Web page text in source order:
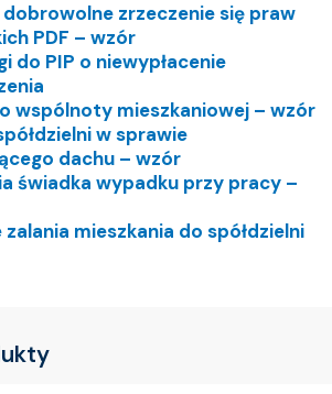
zrzeczenie się praw
PDF – wzór
do PIP o niewypłacenie
wspólnoty mieszkaniowej – wzór
w sprawie
dachu – wzór
świadka wypadku przy pracy –
zalania mieszkania do spółdzielni